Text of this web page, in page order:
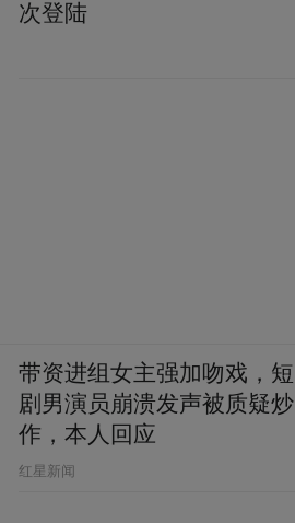
次登陆
带资进组女主强加吻戏，短
剧男演员崩溃发声被质疑炒
作，本人回应
​红星新闻